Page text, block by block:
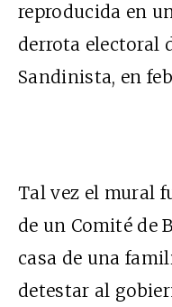
reproducida en
derrota electoral
Sandinista, en
Tal vez el mural
de un Comité de
casa de una
detestar al